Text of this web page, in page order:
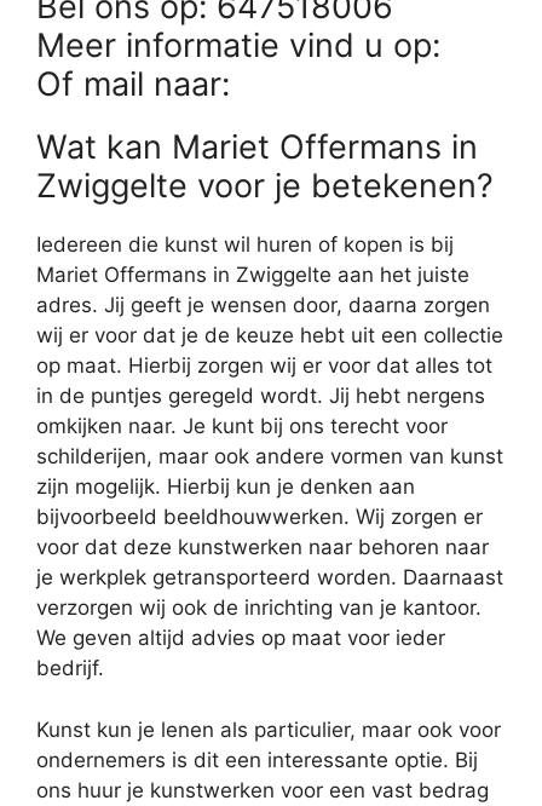
Meer informatie vind u op:
Of mail naar:
Wat kan Mariet Offermans in
Zwiggelte voor je betekenen?
Iedereen die kunst wil huren of kopen is bij
Mariet Offermans in Zwiggelte aan het juiste
adres. Jij geeft je wensen door, daarna zorgen
wij er voor dat je de keuze hebt uit een collectie
op maat. Hierbij zorgen wij er voor dat alles tot
in de puntjes geregeld wordt. Jij hebt nergens
omkijken naar. Je kunt bij ons terecht voor
schilderijen, maar ook andere vormen van kunst
zijn mogelijk. Hierbij kun je denken aan
bijvoorbeeld beeldhouwwerken. Wij zorgen er
voor dat deze kunstwerken naar behoren naar
je werkplek getransporteerd worden. Daarnaast
verzorgen wij ook de inrichting van je kantoor.
We geven altijd advies op maat voor ieder
bedrijf.
Kunst kun je lenen als particulier, maar ook voor
ondernemers is dit een interessante optie. Bij
ons huur je kunstwerken voor een vast bedrag